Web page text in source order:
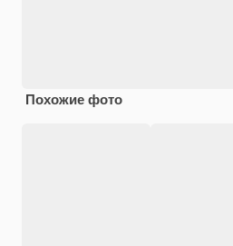
Похожие фото